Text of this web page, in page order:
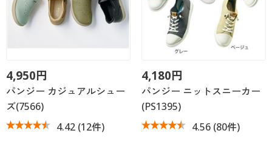
4,950円
パンジー カジュアルシュー
ズ(7566)
4.42 (12件)
4,180円
パンジー ニットスニーカー
(PS1395)
4.56(80件)